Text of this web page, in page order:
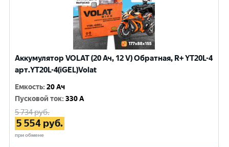
Аккумулятор VOLAT (20 Ач, 12 V) Обратная, R+ YT20L-4
арт.YT20L-4(iGEL)Volat
Емкость:20 Ач
Пусковой ток:330 A
5 734руб.
5 554 руб.
при обмене